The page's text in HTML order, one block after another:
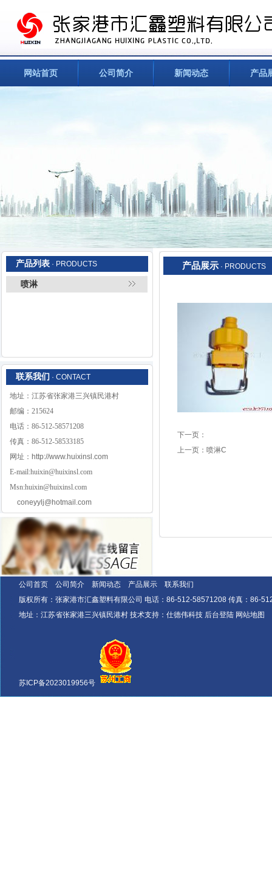
网站首页 公司简介 新闻动态 产品
产品列表 · PRODUCTS
喷淋
联系我们 · CONTACT
地址：江苏省张家港三兴镇民港村
邮编：215624
电话：86-512-58571208
传真：86-512-58533185
网址： http://www.huixinsl.com
E-mail:huixin@huixinsl.com
Msn:huixin@huixinsl.com
coneyylj@hotmail.com
产品展示 · PRODUCTS
下一页：
上一页： 喷淋C
公司首页 公司简介 新闻动态 产品展示
联系我们
版权所有：张家港市汇鑫塑料有限公司 电话：86-512-58571208 传真：86-
地址：江苏省张家港三兴镇民港村 技术支持： 仕德伟科技 后台登陆 网站地图
苏ICP备2023019956号